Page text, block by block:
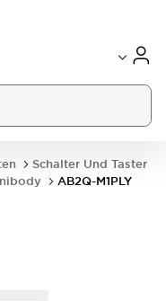
Schalter Und Taster
AB2Q-M1PLY